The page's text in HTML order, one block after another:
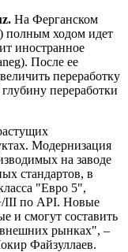
На Ферганском
полным ходом идет
иностранное
После ее
переработку
переработки
Модернизация
на заводе
стандартов, в
"Евро 5",
III по API. Новые
и смогут составить
рынках", –
Файзуллаев.